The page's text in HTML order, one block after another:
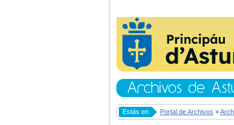
Estás en Portal de Archivos »